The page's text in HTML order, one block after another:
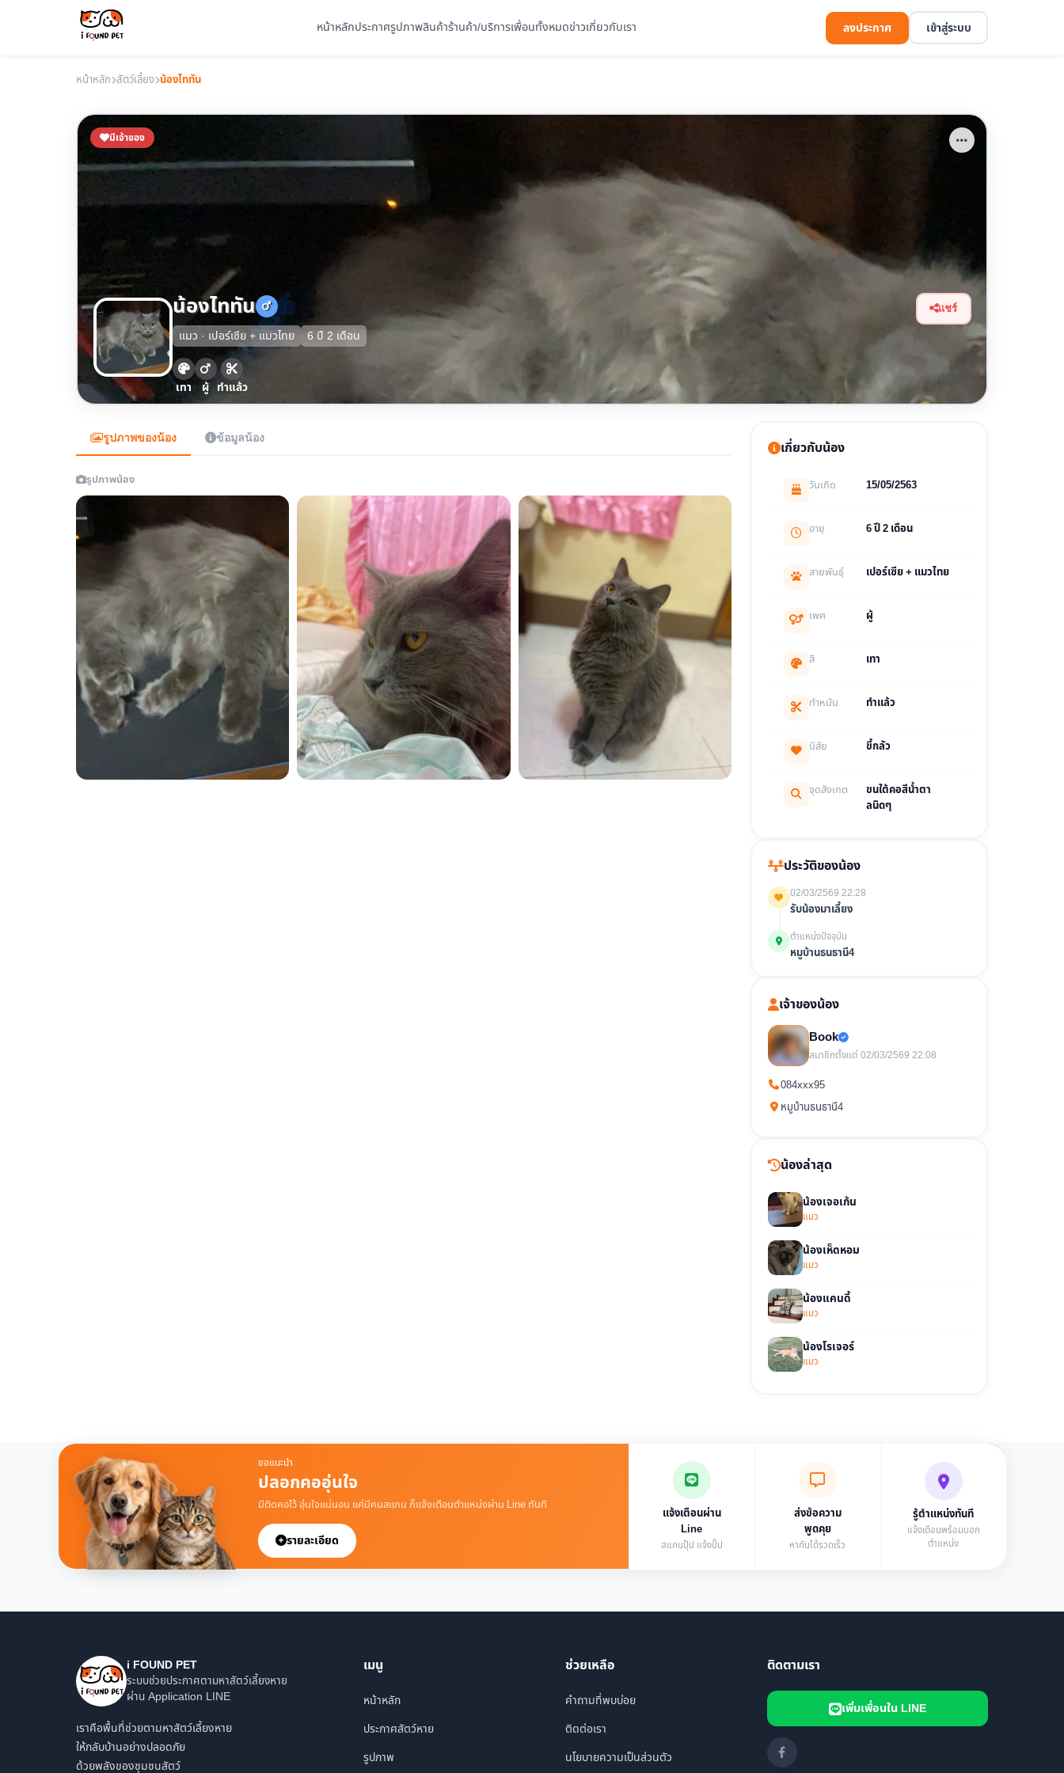
หน้าหลักประกาศรูปภาพสินค้าร้านค้า/บริการเพื่อนทั้งหมดข่าวเกี่ยวกับเรา ลงประกาศ เข้าสู่ระบบ
หน้าหลัก สัตว์เลี้ยง น้องไททัน
มีเจ้าของ
น้องไททัน
แมว · เปอร์เซีย + แมวไทย 6 ปี 2 เดือน
เทา ผู้ ทำแล้ว
แชร์
รูปภาพของน้อง ข้อมูลน้อง
รูปภาพน้อง
เกี่ยวกับน้อง
วันเกิด 15/05/2563
อายุ 6 ปี 2 เดือน
สายพันธุ์ เปอร์เซีย + แมวไทย
เพศ ผู้
สี เทา
ทำหมัน ทำแล้ว
นิสัย ขี้กลัว
จุดสังเกต
ขนใต้คอสีน้ำตา
ลนิดๆ
ประวัติของน้อง
02/03/2569 22:28
รับน้องมาเลี้ยง
ตำแหน่งปัจจุบัน
หมูบ้านธนธานี4
เจ้าของน้อง
Book
สมาชิกตั้งแต่ 02/03/2569 22:08
084xxx95
หมูบ้านธนธานี4
น้องล่าสุด
น้องเจอเก้น
แมว
น้องเห็ดหอม
แมว
น้องแคนดี้
แมว
น้องโรเจอร์
แมว
ขอแนะนำ
ปลอกคออุ่นใจ
มีติดคอไว้ อุ่นใจแน่นอน แค่มีคนสแกน ก็แจ้งเตือนตำแหน่งผ่าน Line ทันที
รายละเอียด
แจ้งเตือนผ่าน
Line
สแกนปุ๊ป แจ้งปั๊ป
ส่งข้อความ
พูดคุย
หากันได้รวดเร็ว
รู้ตำแหน่งทันที
แจ้งเตือนพร้อมบอก
ตำแหน่ง
i FOUND PET
ระบบช่วยประกาศตามหาสัตว์เลี้ยงหาย
ผ่าน Application LINE
เราคือพื้นที่ช่วยตามหาสัตว์เลี้ยงหาย
ให้กลับบ้านอย่างปลอดภัย
ด้วยพลังของชุมชนสัตว์
เมนู
หน้าหลัก
ประกาศสัตว์หาย
รูปภาพ
ช่วยเหลือ
คำถามที่พบบ่อย
ติดต่อเรา
นโยบายความเป็นส่วนตัว
ติดตามเรา
เพิ่มเพื่อนใน LINE